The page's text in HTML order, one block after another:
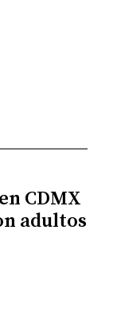
CDMX
adultos